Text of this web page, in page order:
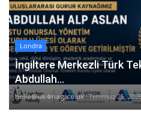
Londra
İngiltere Merkezli Türk
Abdullah...
hello@uk4mag.co.uk Temmuz 25,